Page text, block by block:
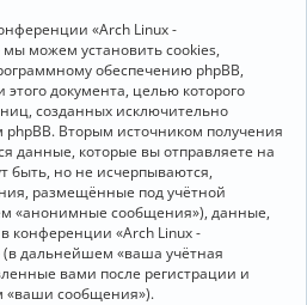
«Arch Linux -
можем установить cookies,
обеспечению phpBB,
документа, целью которого
созданных исключительно
Вторым источником получения
данные, которые вы отправляете на
но не исчерпываются,
размещённые под учётной
«анонимные сообщения»), данные,
конференции «Arch Linux -
(в дальнейшем «ваша учётная
вами после регистрации и
«ваши сообщения»).